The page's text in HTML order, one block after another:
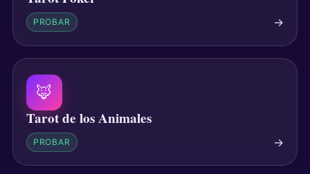
PROBAR →
🦊
Tarot de los Animales
PROBAR →